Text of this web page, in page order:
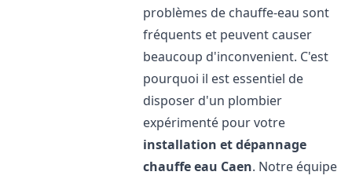
problèmes de chauffe-eau sont
fréquents et peuvent causer
beaucoup d'inconvenient. C'est
pourquoi il est essentiel de
disposer d'un plombier
expérimenté pour votre
installation et dépannage
chauffe eau Caen. Notre équipe